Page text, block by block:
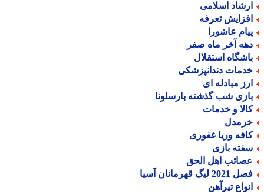
اسلامی
تعرفه
عاشورا
آخر ماه صفر
استقلال
دندانپزشکی
مبادله ای
شب گذشته بارسلونا
و خدمات
وریا غفوری
بازی
اهل الحق
لیگ قهرمانان آسیا
تیرآهن